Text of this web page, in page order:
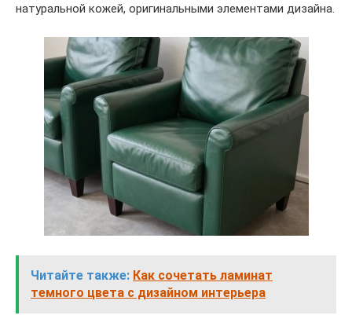
натуральной кожей, оригинальными элементами дизайна.
Читайте также: Как сочетать ламинат
темного цвета с дизайном интерьера